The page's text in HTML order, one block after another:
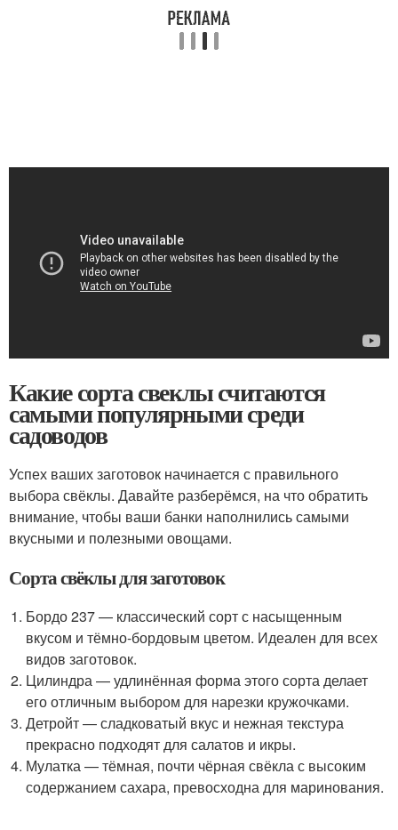
Какие сорта свеклы считаются
самыми популярными среди
садоводов
Успех ваших заготовок начинается с правильного
выбора свёклы. Давайте разберёмся, на что обратить
внимание, чтобы ваши банки наполнились самыми
вкусными и полезными овощами.
Сорта свёклы для заготовок
Бордо 237 — классический сорт с насыщенным
вкусом и тёмно-бордовым цветом. Идеален для всех
видов заготовок.
Цилиндра — удлинённая форма этого сорта делает
его отличным выбором для нарезки кружочками.
Детройт — сладковатый вкус и нежная текстура
прекрасно подходят для салатов и икры.
Мулатка — тёмная, почти чёрная свёкла с высоким
содержанием сахара, превосходна для маринования.